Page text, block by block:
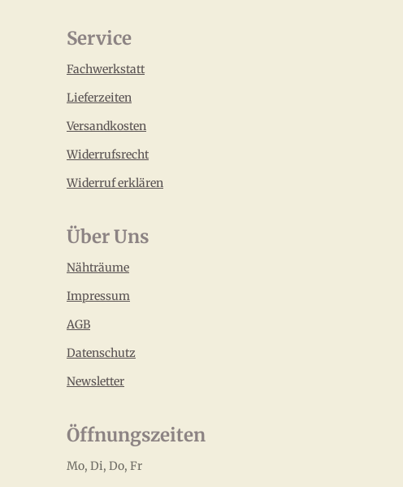
Service
Fachwerkstatt
Lieferzeiten
Versandkosten
Widerrufsrecht
Widerruf erklären
Über Uns
Nähträume
Impressum
AGB
Datenschutz
Newsletter
Öffnungszeiten
Mo, Di, Do, Fr